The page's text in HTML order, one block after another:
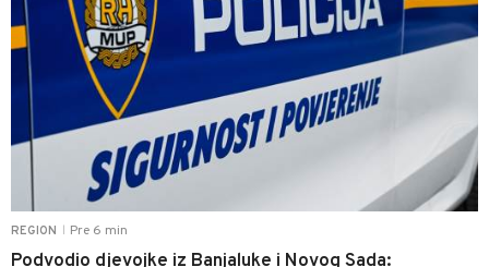
REGION Pre 6 min
Podvodio djevojke iz Banjaluke i Novog Sada: